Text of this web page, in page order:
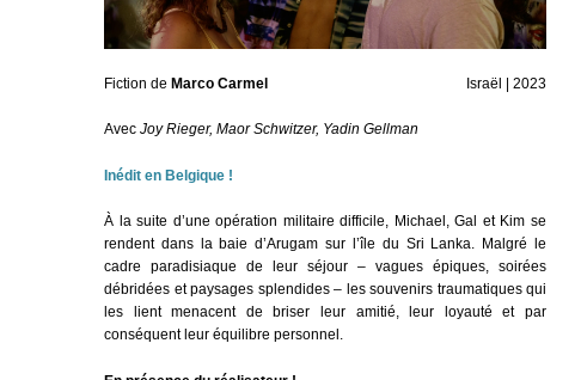
Fiction de Marco Carmel Israël | 2023
Avec Joy Rieger, Maor Schwitzer, Yadin Gellman
Inédit en Belgique !
À la suite d’une opération militaire difficile, Michael, Gal et Kim se
rendent dans la baie d’Arugam sur l’île du Sri Lanka. Malgré le
cadre paradisiaque de leur séjour – vagues épiques, soirées
débridées et paysages splendides – les souvenirs traumatiques qui
les lient menacent de briser leur amitié, leur loyauté et par
conséquent leur équilibre personnel.